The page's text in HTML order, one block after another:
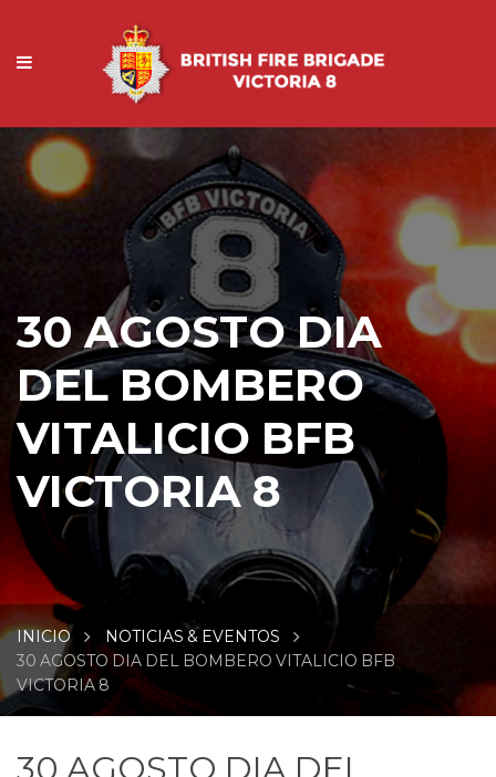
30 AGOSTO DIA
DEL BOMBERO
VITALICIO BFB
VICTORIA 8
INICIO
NOTICIAS & EVENTOS
30 AGOSTO DIA DEL BOMBERO VITALICIO BFB
VICTORIA 8
30 AGOSTO DIA DEL